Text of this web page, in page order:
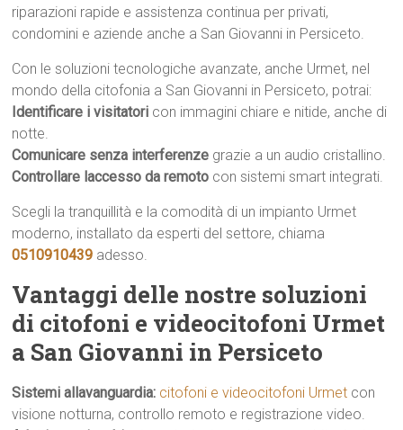
riparazioni rapide e assistenza continua per privati,
condomini e aziende anche a San Giovanni in Persiceto.
Con le soluzioni tecnologiche avanzate, anche Urmet, nel
mondo della citofonia a San Giovanni in Persiceto, potrai:
Identificare i visitatori con immagini chiare e nitide, anche di
notte.
Comunicare senza interferenze grazie a un audio cristallino.
Controllare laccesso da remoto con sistemi smart integrati.
Scegli la tranquillità e la comodità di un impianto Urmet
moderno, installato da esperti del settore, chiama
0510910439 adesso.
Vantaggi delle nostre soluzioni
di citofoni e videocitofoni Urmet
a San Giovanni in Persiceto
Sistemi allavanguardia: citofoni e videocitofoni Urmet con
visione notturna, controllo remoto e registrazione video.